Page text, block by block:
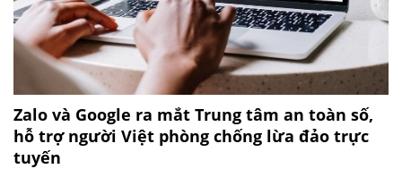
Zalo và Google ra mắt Trung tâm an toàn số,
hỗ trợ người Việt phòng chống lừa đảo trực
tuyến